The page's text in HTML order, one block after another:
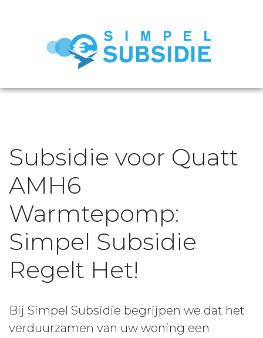
Subsidie voor Quatt
AMH6
Warmtepomp:
Simpel Subsidie
Regelt Het!
Bij Simpel Subsidie begrijpen we dat het
verduurzamen van uw woning een